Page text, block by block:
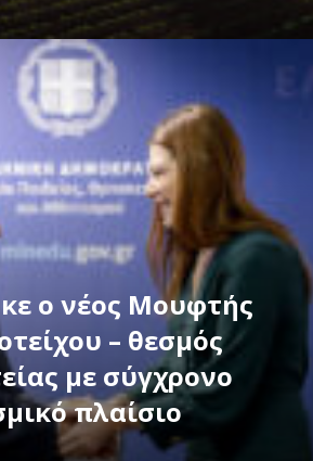
ο νέος Μουφτής
– θεσμός
με σύγχρονο
πλαίσιο